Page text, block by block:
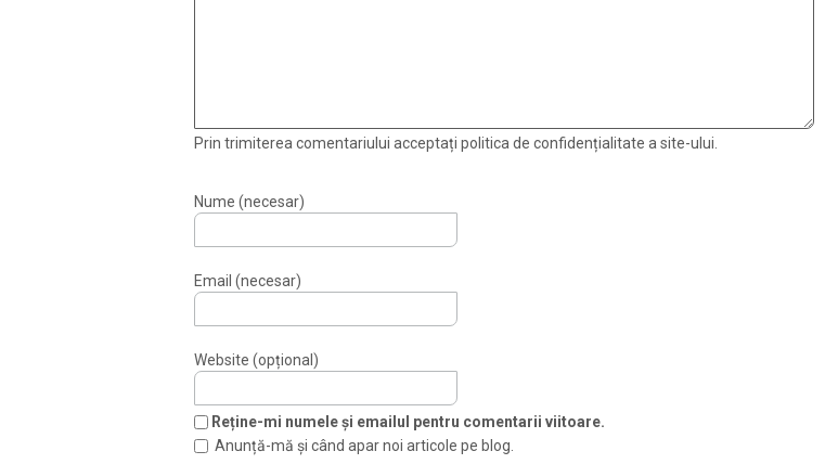
Prin trimiterea comentariului acceptați politica de confidențialitate a site-ului.
Nume (necesar)
Email (necesar)
Website (opțional)
Reține-mi numele și emailul pentru comentarii viitoare.
Anunță-mă și când apar noi articole pe blog.